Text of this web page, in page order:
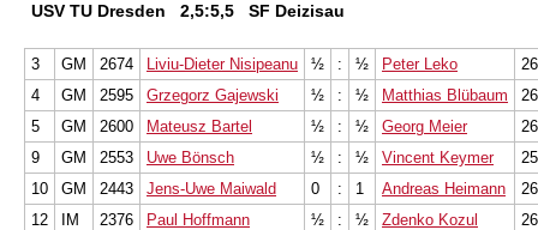
USV TU Dresden
2,5:5,5 SF Deizisau
3 GM 2674 Liviu-Dieter Nisipeanu ½ : ½ Peter Leko
4
GM 2595 Grzegorz Gajewski ½ : ½ Matthias Blübaum
5
GM 2600 Mateusz Bartel ½ : ½ Georg Meier
9
GM 2553 Uwe Bönsch ½ : ½ Vincent Keymer
10
GM 2443 Jens-Uwe Maiwald 0 : 1 Andreas Heimann
12
IM 2376 Paul Hoffmann ½ : ½ Zdenko Kozul